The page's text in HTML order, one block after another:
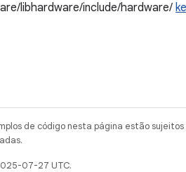
libhardware/include/hardware/
de código nesta página estão
07-27 UTC.